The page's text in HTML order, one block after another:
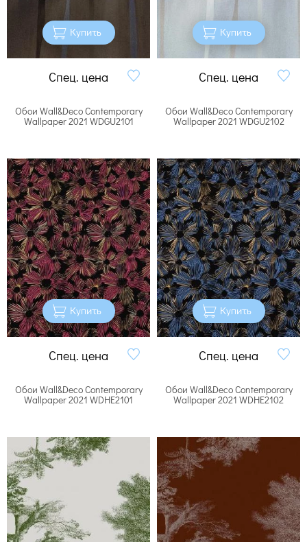
Купить
Спец. цена
Купить
Спец. цена
Обои Wall&Deco Contemporary
Wallpaper 2021 WDGU2101
Купить
Спец. цена
Обои Wall&Deco Contemporary
Wallpaper 2021 WDGU2102
Купить
Спец. цена
Обои Wall&Deco Contemporary
Wallpaper 2021 WDHE2101
Обои Wall&Deco Contemporary
Wallpaper 2021 WDHE2102